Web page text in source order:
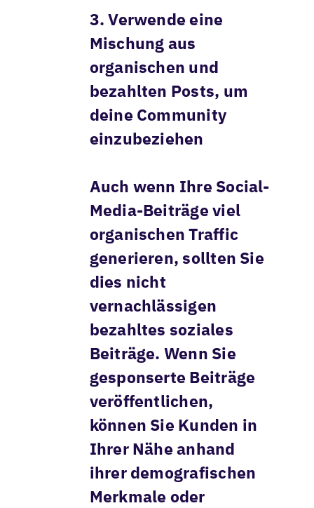
3. Verwende eine
Mischung aus
organischen und
bezahlten Posts, um
deine Community
einzubeziehen
Auch wenn Ihre Social-
Media-Beiträge viel
organischen Traffic
generieren, sollten Sie
dies nicht
vernachlässigen
bezahltes soziales
Beiträge. Wenn Sie
gesponserte Beiträge
veröffentlichen,
können Sie Kunden in
Ihrer Nähe anhand
ihrer demografischen
Merkmale oder